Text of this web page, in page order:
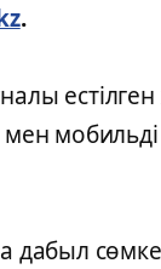
.
дабыл